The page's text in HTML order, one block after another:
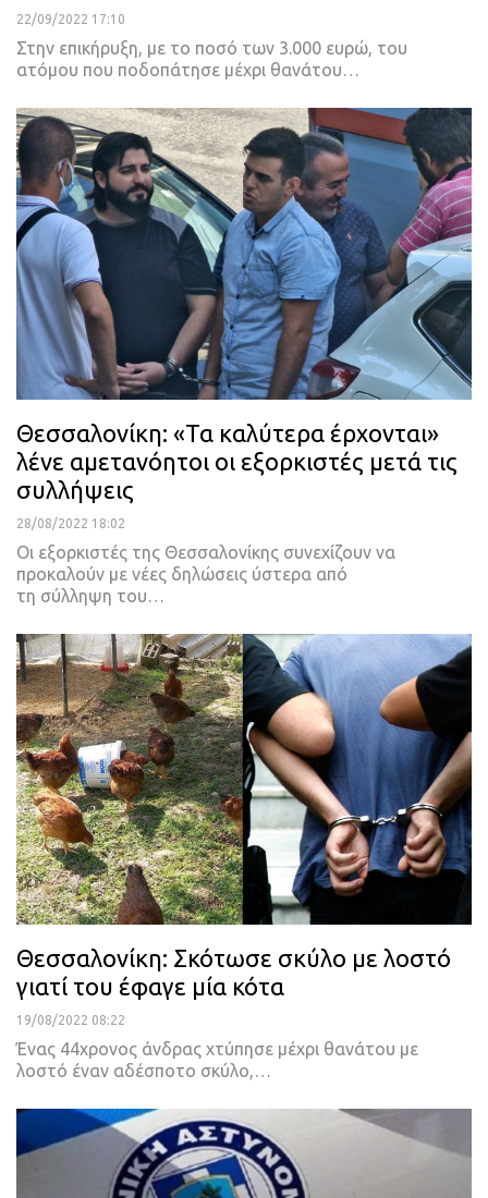
22/09/2022 17:10
Στην επικήρυξη, με το ποσό των 3.000 ευρώ, του
ατόμου που ποδοπάτησε μέχρι θανάτου…
Θεσσαλονίκη: «Τα καλύτερα έρχονται»
λένε αμετανόητοι οι εξορκιστές μετά τις
συλλήψεις
28/08/2022 18:02
Οι εξορκιστές της Θεσσαλονίκης συνεχίζουν να
προκαλούν με νέες δηλώσεις ύστερα από
τη σύλληψη του
Θεσσαλονίκη: Σκότωσε σκύλο με λοστό
γιατί του έφαγε μία κότα
19/08/2022 08:22
Ένας 44χρονος άνδρας χτύπησε μέχρι θανάτου με
λοστό έναν αδέσποτο σκύλο,…